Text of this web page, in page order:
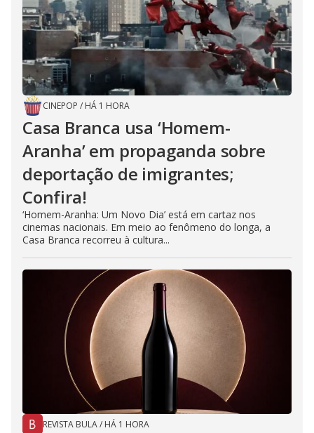
CINEPOP / HÁ 1 HORA
Casa Branca usa ‘Homem-
Aranha’ em propaganda sobre
deportação de imigrantes;
Confira!
‘Homem-Aranha: Um Novo Dia’ está em cartaz nos
cinemas nacionais. Em meio ao fenômeno do longa, a
Casa Branca recorreu à cultura...
REVISTA BULA/ HÁ 1 HORA